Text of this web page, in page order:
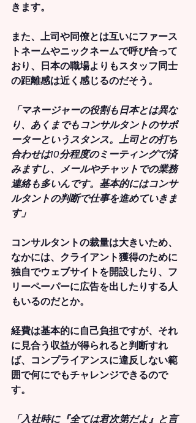
きます。
また、上司や同僚とは互いにファース
トネームやニックネームで呼び合って
おり、日本の職場よりもスタッフ同士
の距離感は近く感じるのだそう。
「マネージャーの役割も日本とは異な
り、あくまでもコンサルタントのサポ
ーターというスタンス。上司との打ち
合わせは10分程度のミーティングで済
みますし、メールやチャットでの業務
連絡も多いんです。基本的にはコンサ
ルタントの判断で仕事を進めていきま
す」
コンサルタントの裁量は大きいため、
なかには、クライアント獲得のために
独自でウェブサイトを開設したり、フ
リーペーパーに広告を出したりする人
もいるのだとか。
経費は基本的に自己負担ですが、それ
に見合う収益が得られると判断すれ
ば、コンプライアンスに違反しない範
囲で何にでもチャレンジできるので
す。
「入社時に『全ては君次第だよ』と言